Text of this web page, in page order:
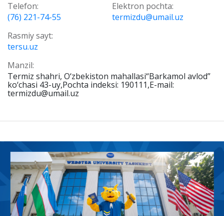
Telefon:
(76) 221-74-55
Elektron pochta:
termizdu@umail.uz
Rasmiy sayt:
tersu.uz
Manzil:
Termiz shahri, O‘zbekiston mahallasi“Barkamol avlod”
ko‘chasi 43-uy,Pochta indeksi: 190111,E-mail:
termizdu@umail.uz